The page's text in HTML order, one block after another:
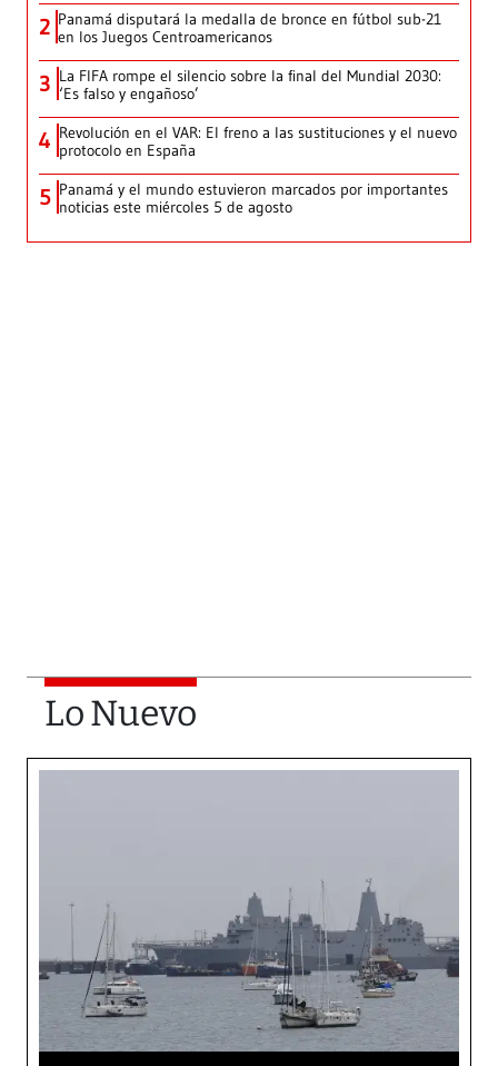
2 Panamá disputará la medalla de bronce en fútbol sub-21
en los Juegos Centroamericanos
3 La FIFA rompe el silencio sobre la final del Mundial 2030:
‘Es falso y engañoso’
4 Revolución en el VAR: El freno a las sustituciones y el nuevo
protocolo en España
5 Panamá y el mundo estuvieron marcados por importantes
noticias este miércoles 5 de agosto
Lo Nuevo